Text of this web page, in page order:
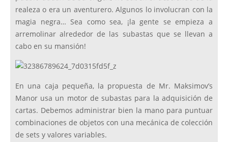
realeza o era un aventurero. Algunos lo involucran con la
magia negra… Sea como sea, ¡la gente se empieza a
arremolinar alrededor de las subastas que se llevan a
cabo en su mansión!
En una caja pequeña, la propuesta de Mr. Maksimov’s
Manor usa un motor de subastas para la adquisición de
cartas. Debemos administrar bien la mano para puntuar
combinaciones de objetos con una mecánica de colección
de sets y valores variables.